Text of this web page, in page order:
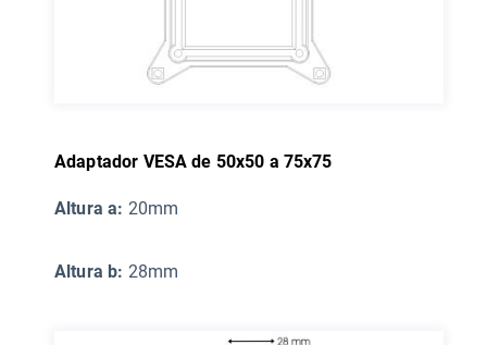
Adaptador VESA de 50x50 a 75x75
Altura a: 20mm
Altura b: 28mm